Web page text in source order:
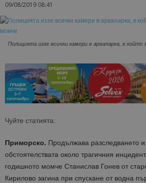
09/08/2019 08:41
Полицията иззе всички камери в арвапарка, в който
Чуйте статията:
Приморско. Продължава разследването
обстоятелствата около трагичния
годишното момче Станислав Гонев от
Кирилово загина при спускане от водна